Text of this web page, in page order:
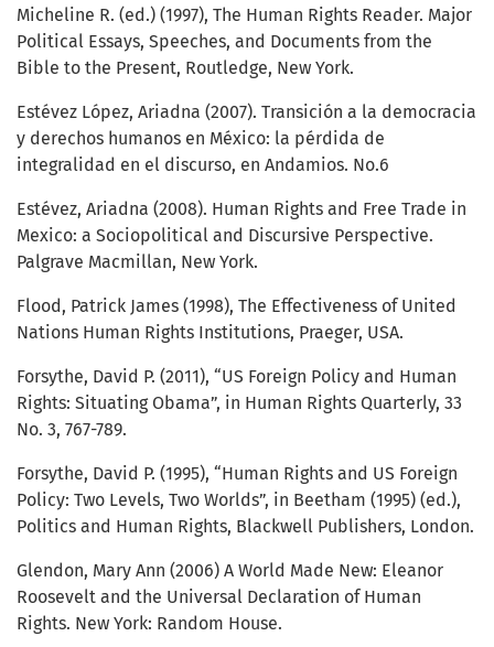
Micheline R. (ed.) (1997), The Human Rights Reader. Major
Political Essays, Speeches, and Documents from the
Bible to the Present, Routledge, New York.
Estévez López, Ariadna (2007). Transición a la democracia
y derechos humanos en México: la pérdida de
integralidad en el discurso, en Andamios. No.6
Estévez, Ariadna (2008). Human Rights and Free Trade in
Mexico: a Sociopolitical and Discursive Perspective.
Palgrave Macmillan, New York.
Flood, Patrick James (1998), The Effectiveness of United
Nations Human Rights Institutions, Praeger, USA.
Forsythe, David P. (2011), “US Foreign Policy and Human
Rights: Situating Obama”, in Human Rights Quarterly, 33
No. 3, 767-789.
Forsythe, David P. (1995), “Human Rights and US Foreign
Policy: Two Levels, Two Worlds”, in Beetham (1995) (ed.),
Politics and Human Rights, Blackwell Publishers, London.
Glendon, Mary Ann (2006) A World Made New: Eleanor
Roosevelt and the Universal Declaration of Human
Rights. New York: Random House.